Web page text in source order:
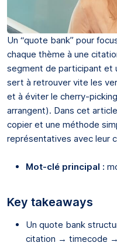
Un “quote bank” pour
chaque thème à une
segment de participant et
sert à retrouver vite les
et à éviter le cherry-
arrangent). Dans cet
copier et une méthode
représentatives avec leur
Mot-clé principal :
Key takeaways
Un quote bank
citation → timecode